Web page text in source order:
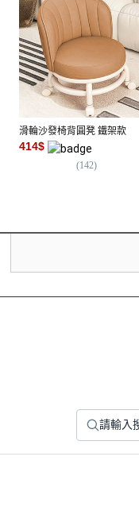
滑輪沙發椅背圓凳 鐵架款
414$
(142)